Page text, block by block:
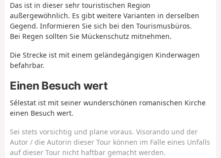
Das ist in dieser sehr touristischen Region
außergewöhnlich. Es gibt weitere Varianten in derselben
Gegend. Informieren Sie sich bei den Tourismusbüros.
Bei Regen sollten Sie Mückenschutz mitnehmen.
Die Strecke ist mit einem geländegängigen Kinderwagen
befahrbar.
Einen Besuch wert
Sélestat ist mit seiner wunderschönen romanischen Kirche
einen Besuch wert.
Sei stets vorsichtig und plane voraus. Visorando und der
Autor / die Autorin dieser Tour können im Falle eines Unfalls
auf dieser Tour nicht haftbar gemacht werden.